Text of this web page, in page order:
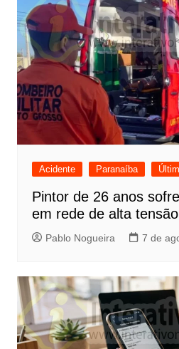
Acidente Paranaíba
Pintor de 26 anos
em rede de alta
Pablo Nogueira 7 de